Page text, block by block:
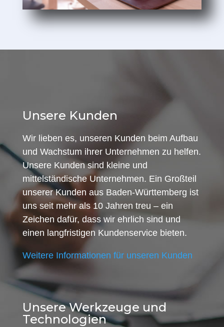
Unsere Kunden
Wir lieben es, unseren Kunden beim Aufbau
und Wachstum ihrer Unternehmen zu helfen.
Unsere Kunden sind kleine und
mittelständische Unternehmen. Ein Großteil
unserer Kunden aus Baden-Württemberg ist
uns seit mehr als 10 Jahren treu – ein
Zeichen dafür, dass wir ehrlich sind und
einen langfristigen Kundenservice bieten.
Weitere Informationen für unseren Kunden
Unsere Werkzeuge und
Technologien